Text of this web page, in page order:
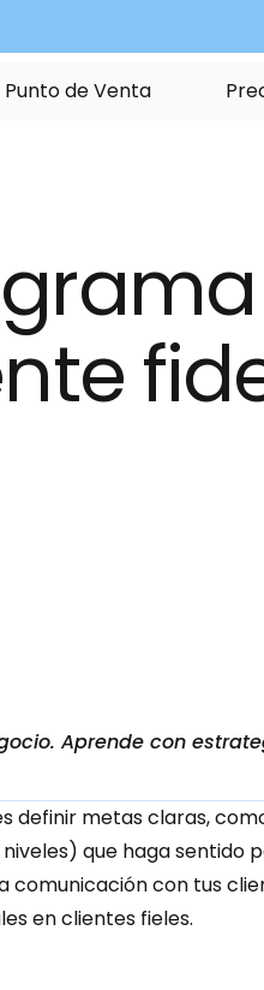
PuntodeVenta Pre
Aprende con
metas claras,
que haga
con tus
en clientes fieles.